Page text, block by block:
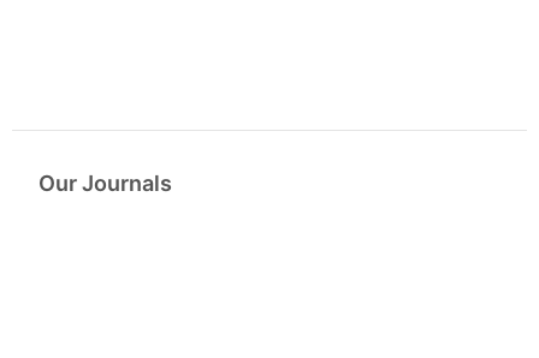
Our Journals